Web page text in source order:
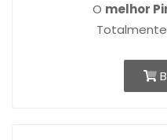
O melhor